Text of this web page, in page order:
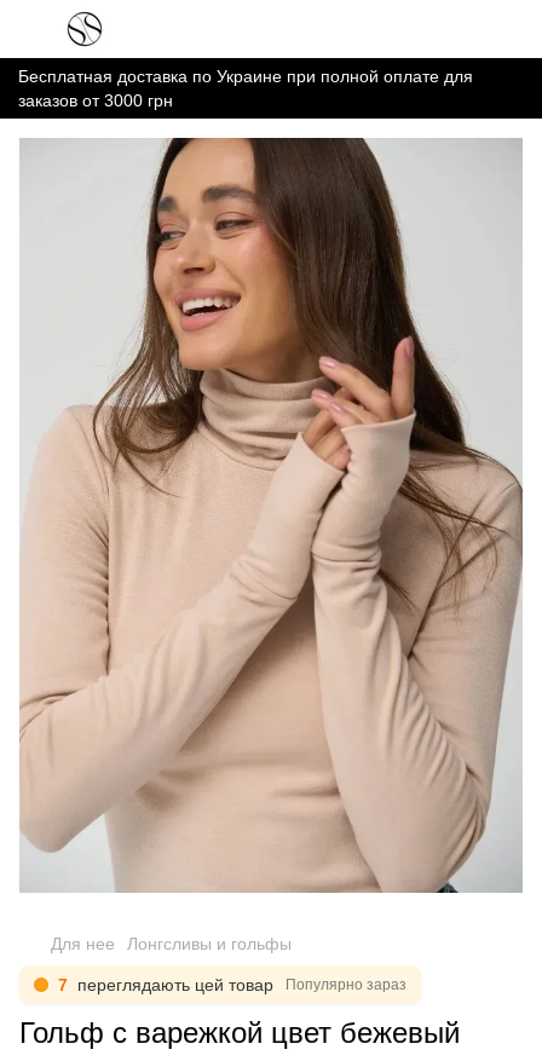
Бесплатная доставка по Украине при полной оплате для
заказов от 3000 грн
Для нее Лонгсливы и гольфы
7 переглядають цей товар Популярно зараз
Гольф с варежкой цвет бежевый